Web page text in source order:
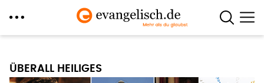
Inhalt
ÜBERALL HEILIGES